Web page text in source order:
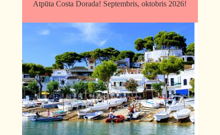
Atpūta Costa Dorada! Septembris, oktobris 2026!